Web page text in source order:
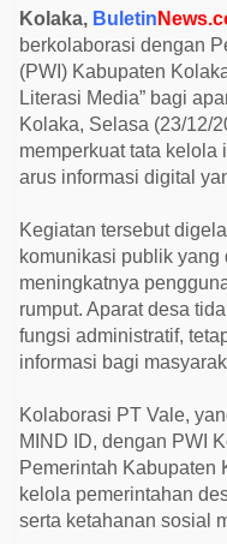
D
e
s
a
M
e
e
k
L
e
r
a
s
i
M
e
i
u
n
t
u
k
P
e
r
Kolaka, Buletin
berkolaborasi dengan
(PWI) Kabupaten
Literasi Media” bagi
Kolaka, Selasa (23/12/
memperkuat tata kelola
arus informasi digital
Kegiatan tersebut
komunikasi publik
meningkatnya
rumput. Aparat desa
fungsi administratif,
informasi bagi
Kolaborasi PT Vale,
MIND ID, dengan PWI
Pemerintah Kabupaten
kelola pemerintahan
serta ketahanan sosial